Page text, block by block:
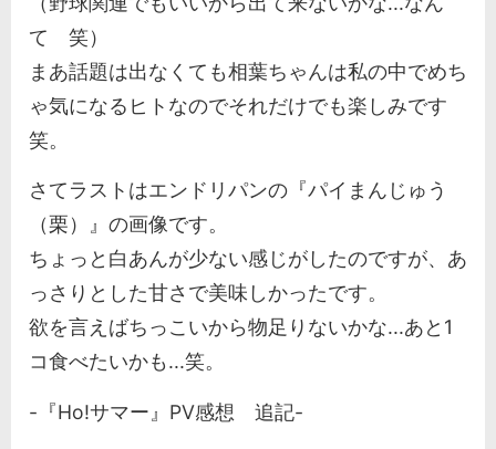
て 笑）
まあ話題は出なくても相葉ちゃんは私の中でめち
ゃ気になるヒトなのでそれだけでも楽しみです
笑。
さてラストはエンドリパンの『パイまんじゅう
（栗）』の画像です。
ちょっと白あんが少ない感じがしたのですが、あ
っさりとした甘さで美味しかったです。
欲を言えばちっこいから物足りないかな...あと1
コ食べたいかも...笑。
-『Ho!サマー』PV感想 追記-